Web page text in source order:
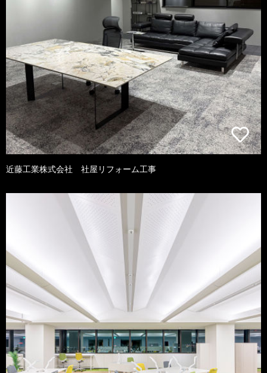
近藤工業株式会社 社屋リフォーム工事